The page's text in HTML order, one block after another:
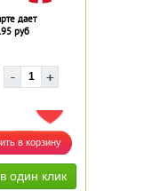
дает
руб
ДОБАВИТЬ В ИЗБРАННОЕ